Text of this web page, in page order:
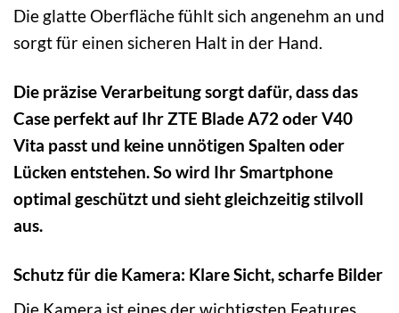
Die glatte Oberfläche fühlt sich angenehm an und
sorgt für einen sicheren Halt in der Hand.
Die präzise Verarbeitung sorgt dafür, dass das
Case perfekt auf Ihr ZTE Blade A72 oder V40
Vita passt und keine unnötigen Spalten oder
Lücken entstehen. So wird Ihr Smartphone
optimal geschützt und sieht gleichzeitig stilvoll
aus.
Schutz für die Kamera: Klare Sicht, scharfe Bilder